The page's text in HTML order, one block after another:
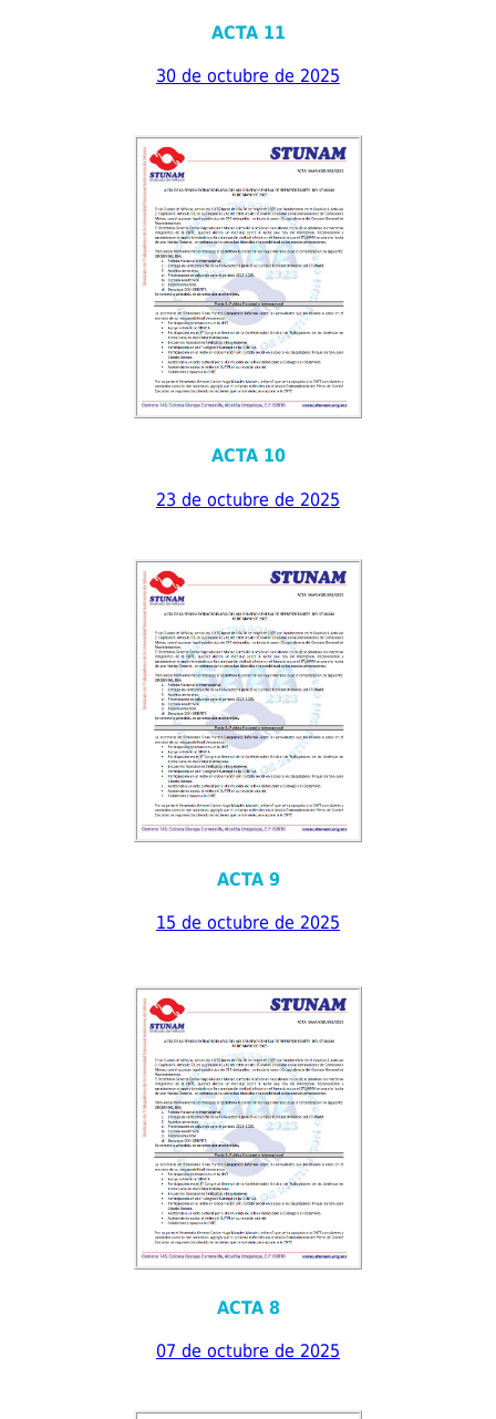
ACTA 11
30 de octubre de 2025
ACTA 10
23 de octubre de 2025
ACTA 9
15 de octubre de 2025
ACTA 8
07 de octubre de 2025